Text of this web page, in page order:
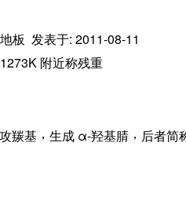
地板 发表于: 2011-08-11
1273K 附近称残重
羰基 ， 生成 α-羟基腈 ， 后者简